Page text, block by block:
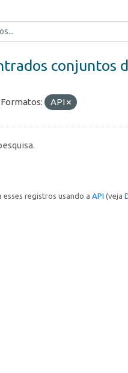
conjuntos
Formatos: API
registros usando a API (veja